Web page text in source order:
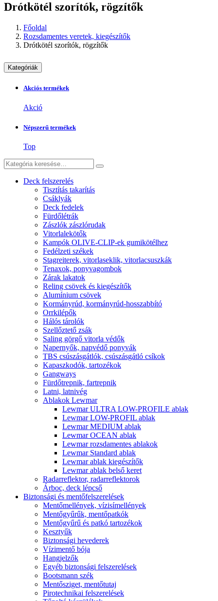
Drótkötél szorítók, rögzítők
Főoldal
Rozsdamentes veretek, kiegészítők
Drótkötél szorítók, rögzítők
Kategóriák
Akciós termékek
Akció
Népszerű termékek
Top
Deck felszerelés
Tisztítás takarítás
Csáklyák
Deck fedelek
Fürdőlétrák
Zászlók zászlórudak
Vitorlalekötők
Kampók OLIVE-CLIP-ek gumikötélhez
Fedélzeti székek
Stagreiterek, vitorlaseklik, vitorlacsuszkák
Tenaxok, ponyvagombok
Zárak lakatok
Reling csövek és kiegészítők
Alumínium csövek
Kormányrúd, kormányrúd-hosszabbító
Orrkilépők
Hálós tárolók
Szellőztető zsák
Saling görgő vitorla védők
Napernyők, napvédő ponyvák
TBS csúszásgátlók, csúszásgátló csíkok
Kapaszkodók, tartozékok
Gangways
Fürdőtrepnik, fartrepnik
Latni, latnivég
Ablakok Lewmar
Lewmar ULTRA LOW-PROFILE ablak
Lewmar LOW-PROFIL ablak
Lewmar MEDIUM ablak
Lewmar OCEAN ablak
Lewmar rozsdamentes ablakok
Lewmar Standard ablak
Lewmar ablak kiegészítők
Lewmar ablak belső keret
Radarreflektor, radarreflektorok
Árboc, deck lépcső
Biztonsági és mentőfelszerelések
Mentőmellények, vízisímellények
Mentőgyűrűk, mentőpatkók
Mentőgyűrű és patkó tartozékok
Kesztyűk
Biztonsági hevederek
Vízimentő bója
Hangjelzők
Egyéb biztonsági felszerelések
Bootsmann szék
Mentősziget, mentőtutaj
Pirotechnikai felszerelések